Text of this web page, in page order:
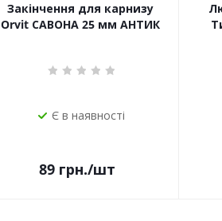
Закінчення для карнизу
Orvit САВОНА 25 мм АНТИК
Є в наявності
89 грн./шт